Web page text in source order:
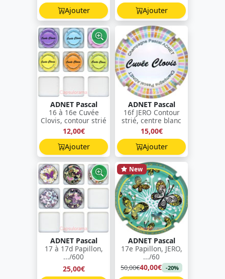
Ajouter
Ajouter
ADNET Pascal
16 à 16e Cuvée
Clovis, contour strié
12,00€
Ajouter
ADNET Pascal
16f JERO Contour
strié, centre blanc
15,00€
Ajouter
ADNET Pascal
17 à 17d Papillon,
.../600
25,00€
New
ADNET Pascal
17e Papillon, JERO,
.../60
50,00€40,00€ -20%